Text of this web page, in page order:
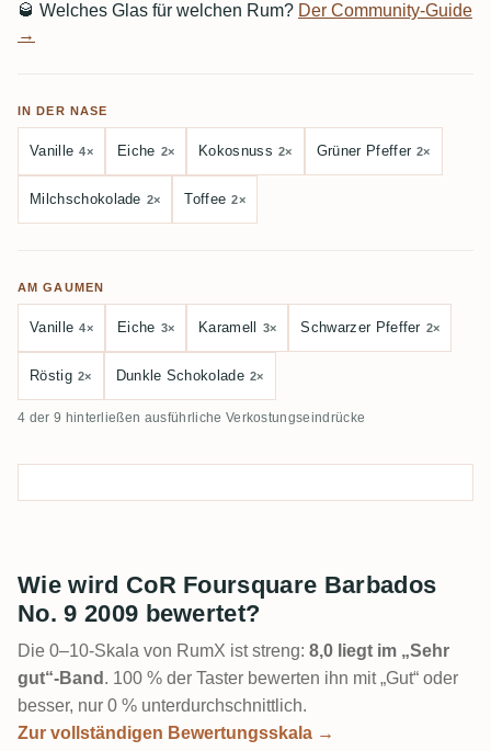
🥃 Welches Glas für welchen Rum? Der Community-Guide
→
IN DER NASE
Vanille 4× Eiche 2× Kokosnuss 2× Grüner Pfeffer 2×
Milchschokolade 2× Toffee 2×
AM GAUMEN
Vanille 4× Eiche 3× Karamell 3× Schwarzer Pfeffer 2×
Röstig 2× Dunkle Schokolade 2×
4 der 9 hinterließen ausführliche Verkostungseindrücke
Wie wird CoR Foursquare Barbados
No. 9 2009 bewertet?
Die 0–10-Skala von RumX ist streng: 8,0 liegt im „Sehr
gut“-Band . 100 % der Taster bewerten ihn mit „Gut“ oder
besser, nur 0 % unterdurchschnittlich.
Zur vollständigen Bewertungsskala →